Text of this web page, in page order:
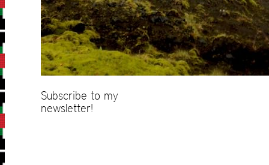
Subscribe to my
newsletter!